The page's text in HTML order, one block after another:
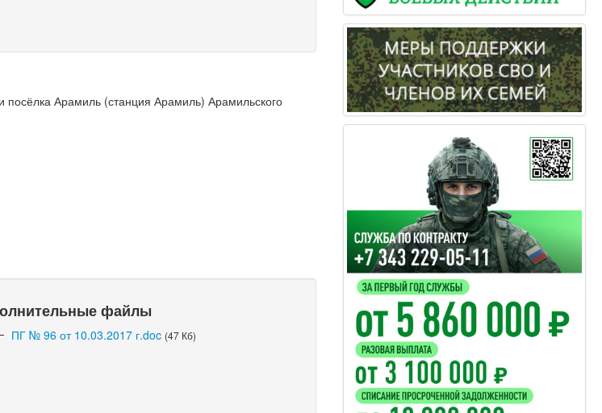
посёлка Арамиль (станция Арамиль) Арамильского
файлы
ПГ № 96 от 10.03.2017 г.doc (47 Кб)